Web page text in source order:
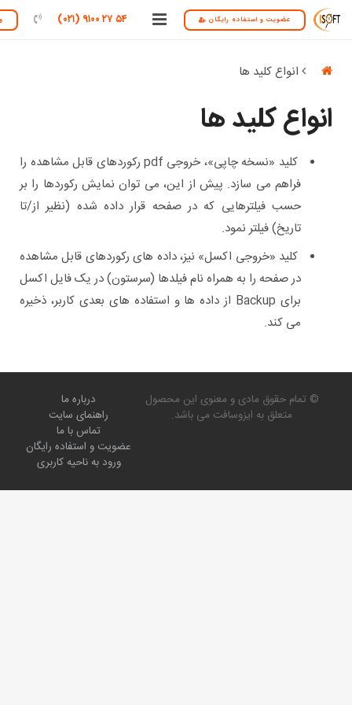
عضویت و استفاده رایگان
تماس با ما
۵۴ ۲۷ ۹۱۰۰ (۰۲۱)
انواع کلید ها
انواع کلید ها
کلید «نسخه چاپی»، خروجی pdf رکوردهای قابل مشاهده را
فراهم می سازد. پیش از این، می توان نمایش رکوردها را بر
حسب فیلترهایی که در صفحه قرار داده شده (نظیر از/تا
تاریخ) فیلتر نمود.
کلید «خروجی اکسل» نیز، داده های رکوردهای قابل مشاهده
در صفحه را به همراه نام فیلدها (سرستون) در یک فایل اکسل
برای Backup از داده ها و استفاده های بعدی کاربر، ذخیره
می کند.
درباره ما
راهنمای سایت
تماس با ما
عضویت و استفاده رایگان
ورود به ناحیه کاربری
© تمام حقوق مادی و معنوی این محصول
متعلق به ایزوسافت می باشد.